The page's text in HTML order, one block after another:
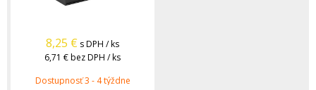
8,25 € s DPH / ks
6,71 €bez DPH / ks
Dostupnosť 3 - 4 týždne